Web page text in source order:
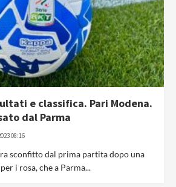
e classifica. Pari Modena.
dal Parma
08:16
sconfitto dal prima partita dopo una
i rosa, che a Parma...